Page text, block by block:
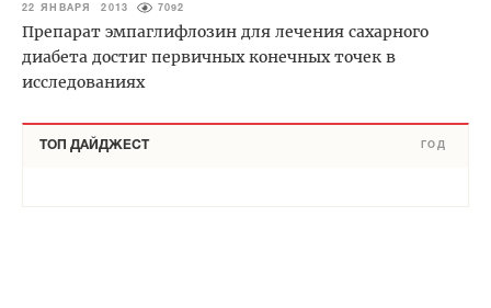
22 ЯНВАРЯ 2013 7092
Препарат эмпаглифлозин для лечения сахарного
диабета достиг первичных конечных точек в
исследованиях
ТОП ДАЙДЖЕСТ ГОД